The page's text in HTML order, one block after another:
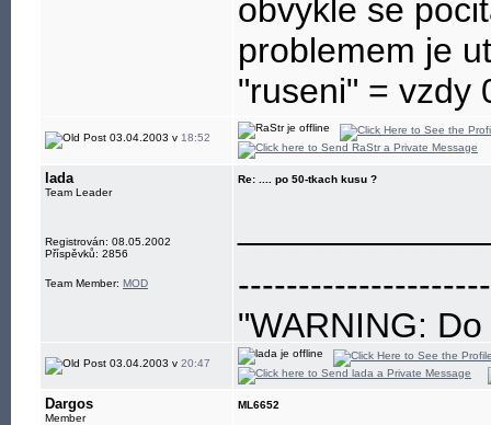
obvykle se
problemem je
"ruseni" = vzdy
03.04.2003 v 18:52
lada
Team Leader
Registrován: 08.05.2002
Příspěvků: 2856
Team Member: MOD
Re: .... po 50-tkach kusu ?
"WARNING:
eye"
03.04.2003 v 20:47
Dargos
Member
ML6652